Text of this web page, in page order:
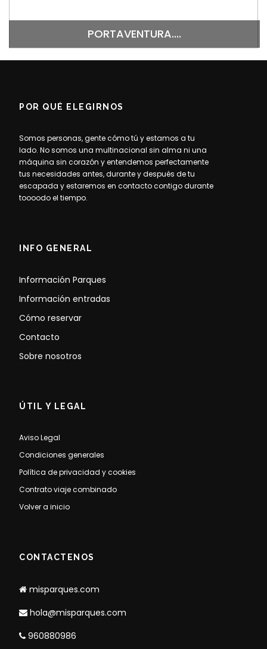
PORTAVENTURA....
POR QUÉ ELEGIRNOS
Somos personas, gente cómo tú y estamos a tu
lado. No somos una multinacional sin alma ni una
máquina sin corazón y entendemos perfectamente
tus necesidades antes, durante y después de tu
escapada y estaremos en contacto contigo durante
toooodo el tiempo.
INFO GENERAL
Información Parques
Información entradas
Cómo reservar
Contacto
Sobre nosotros
ÚTIL Y LEGAL
Aviso Legal
Condiciones generales
Política de privacidad y cookies
Contrato viaje combinado
Volver a inicio
CONTACTENOS
misparques.com
hola@misparques.com
960880986